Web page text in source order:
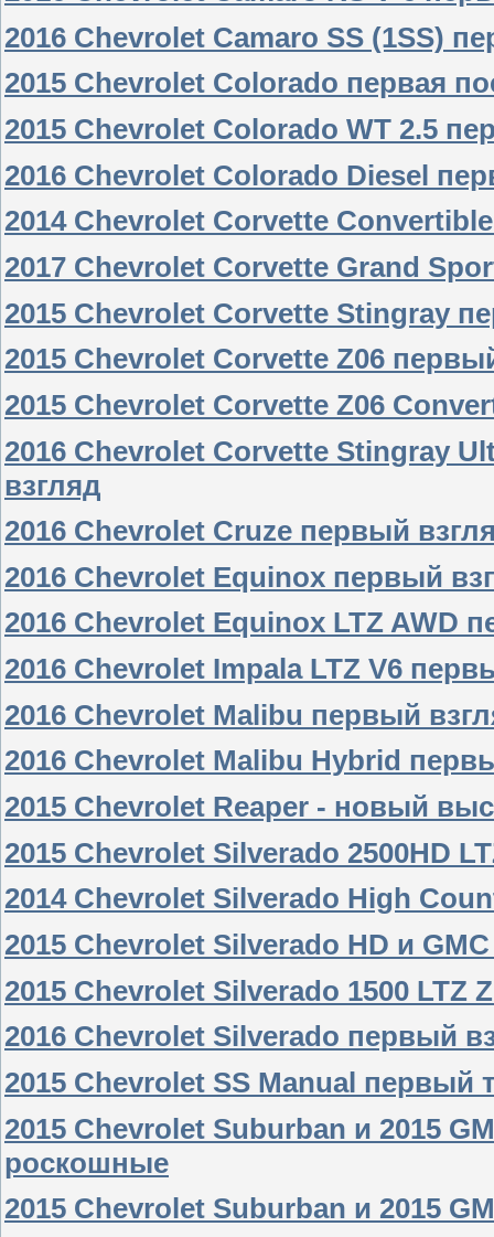
2016 Chevrolet Camaro SS (1SS)
2015 Chevrolet Colorado первая
2015 Chevrolet Colorado WT 2.5
2016 Chevrolet Colorado Diesel
2014 Chevrolet Corvette
2017 Chevrolet Corvette Grand
2015 Chevrolet Corvette Stingray
2015 Chevrolet Corvette Z06
2015 Chevrolet Corvette Z06
2016 Chevrolet Corvette Stingray
взгляд
2016 Chevrolet Cruze первый
2016 Chevrolet Equinox первый
2016 Chevrolet Equinox LTZ AWD
2016 Chevrolet Impala LTZ V6
2016 Chevrolet Malibu первый
2016 Chevrolet Malibu Hybrid
2015 Chevrolet Reaper - новый
2015 Chevrolet Silverado 2500HD
2014 Chevrolet Silverado High
2015 Chevrolet Silverado HD и
2015 Chevrolet Silverado 1500 LTZ
2016 Chevrolet Silverado первый
2015 Chevrolet SS Manual первый
2015 Chevrolet Suburban и 2015
роскошные
2015 Chevrolet Suburban и 2015